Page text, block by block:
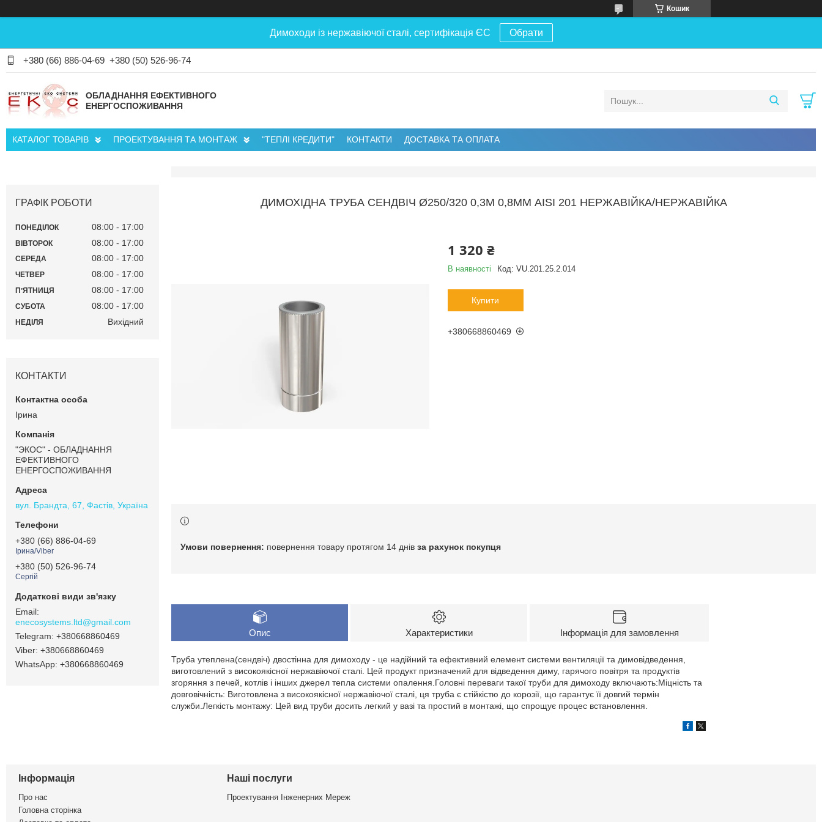
Кошик
Димоходи із нержавіючої сталі, сертифікація ЄС Обрати
+380 (66) 886-04-69 +380 (50) 526-96-74
ОБЛАДНАННЯ ЕФЕКТИВНОГО
ЕНЕРГОСПОЖИВАННЯ
КАТАЛОГ ТОВАРІВ ПРОЕКТУВАННЯ ТА МОНТАЖ "ТЕПЛІ КРЕДИТИ" КОНТАКТИ ДОСТАВКА ТА ОПЛАТА
ДИМОХІДНА ТРУБА СЕНДВІЧ Ø250/320 0,3М 0,8ММ AISI 201 НЕРЖАВІЙКА/НЕРЖАВІЙКА
1 320 ₴
В наявності Код: VU.201.25.2.014
Купити
+380668860469
повернення товару протягом 14 днів за рахунок покупця
Опис Характеристики Інформація для замовлення
Труба утеплена(сендвіч) двостінна для димоходу - це надійний та ефективний елемент системи вентиляції та димовідведення,
виготовлений з високоякісної нержавіючої сталі. Цей продукт призначений для відведення диму, гарячого повітря та продуктів
згоряння з печей, котлів і інших джерел тепла системи опалення.Головні переваги такої труби для димоходу включають:Міцність та
довговічність: Виготовлена з високоякісної нержавіючої сталі, ця труба є стійкістю до корозії, що гарантує її довгий термін
служби.Легкість монтажу: Цей вид труби досить легкий у вазі та простий в монтажі, що спрощує процес встановлення.
ГРАФІК РОБОТИ
ПОНЕДІЛОК 08:00 17:00
ВІВТОРОК 08:00 17:00
СЕРЕДА 08:00 17:00
ЧЕТВЕР 08:00 17:00
ПʼЯТНИЦЯ 08:00 17:00
СУБОТА 08:00 17:00
НЕДІЛЯ Вихідний
КОНТАКТИ
Ірина
"ЭКОС" - ОБЛАДНАННЯ
ЕФЕКТИВНОГО
ЕНЕРГОСПОЖИВАННЯ
вул. Брандта, 67, Фастів, Україна
+380 (66) 886-04-69
Ірина/Viber
+380 (50) 526-96-74
Сергій
enecosystems.ltd@gmail.com
+380668860469
+380668860469
+380668860469
Інформація
Про нас
Головна сторінка
Наші послуги
Проектування Інженерних Мереж